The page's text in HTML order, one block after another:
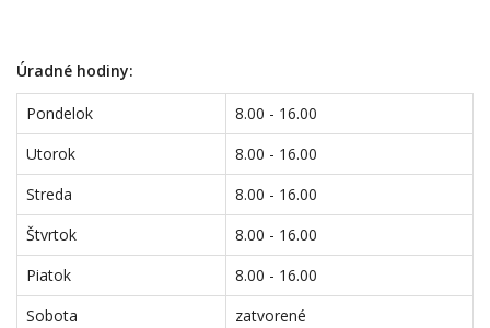
Úradné hodiny:
Pondelok
8.00 - 16.00
Utorok
8.00 - 16.00
Streda
8.00 - 16.00
Štvrtok
8.00 - 16.00
Piatok
8.00 - 16.00
Sobota
zatvorené